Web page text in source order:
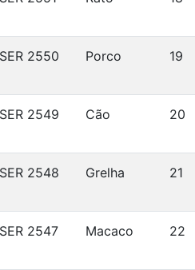
SER 2550 Porco 19
SER 2549 Cão 20
SER 2548 Grelha 21
SER 2547 Macaco 22